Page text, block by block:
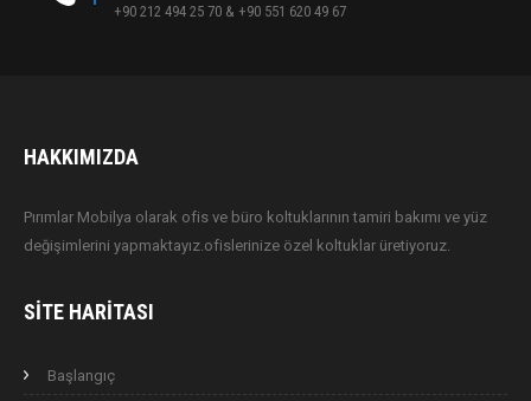
+90 212 494 25 70 & +90 551 620 49 67
HAKKIMIZDA
Pırımlar Mobilya olarak ofis ve büro koltuklarının tamiri bakımı ve yüz
değişimlerini yapmaktayız.ofislerinize özel koltuklar üretiyoruz.
SITE HARITASI
Başlangıç